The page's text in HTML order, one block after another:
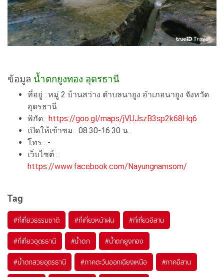
ข้อมูล น้ำตกยูงทอง อุดรธานี
ที่อยู่ : หมู่ 2 บ้านสว่าง ตำบลนายูง อำเภอนายูง จังหวัด
อุดรธานี
พิกัด : https://goo.gl/maps/jVUJszB3sp2k68Hq6
เปิดให้เข้าชม : 08.30-16.30 น.
โทร : -
เว็บไซต์ :
https://www.facebook.com/Nayungnamsom/
Tag
#ที่เที่ยวธรรมชาติ #ที่เที่ยวหน้าฝน #ที่เที่ยวอีสาน
#ที่เที่ยวอุดรธานี #น้ำตก #น้ำตกยูงทอง
#น้ำตกสวยอุดรธานี #ภาคตะวันออกเฉียงเหนือ #ภาคอีสาน